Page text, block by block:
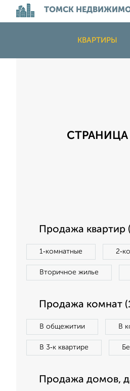
ТОМСК
КВАРТИРЫ
Продажа квартир
1‑комнатные
Вторичное жилье
Продажа комнат
В общежитии В
В 3‑к квартире
Продажа домов,